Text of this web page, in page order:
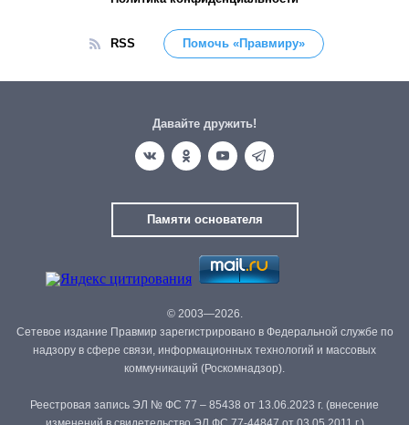
RSS Помочь «Правмиру»
Давайте дружить!
Памяти основателя
© 2003—2026.
Сетевое издание Правмир зарегистрировано в Федеральной службе по
надзору в сфере связи, информационных технологий и массовых
коммуникаций (Роскомнадзор).
Реестровая запись ЭЛ № ФС 77 – 85438 от 13.06.2023 г. (внесение